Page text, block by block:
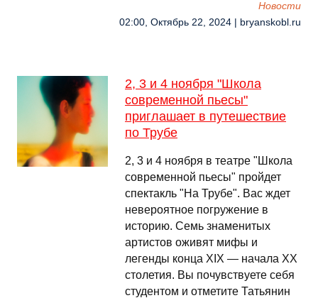
Новости
02:00, Октябрь 22, 2024 | bryanskobl.ru
2, 3 и 4 ноября "Школа
современной пьесы"
приглашает в путешествие
по Трубе
2, 3 и 4 ноября в театре "Школа
современной пьесы" пройдет
спектакль "На Трубе". Вас ждет
невероятное погружение в
историю. Семь знаменитых
артистов оживят мифы и
легенды конца XIX — начала XX
столетия. Вы почувствуете себя
студентом и отметите Татьянин